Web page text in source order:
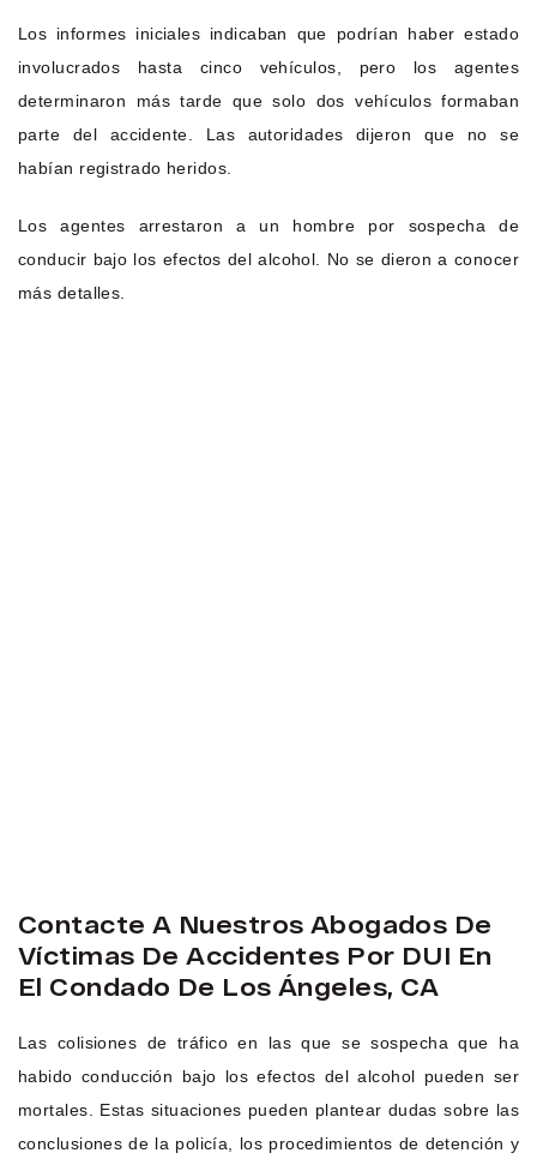
Los informes iniciales indicaban que podrían haber estado
involucrados hasta cinco vehículos, pero los agentes
determinaron más tarde que solo dos vehículos formaban
parte del accidente. Las autoridades dijeron que no se
habían registrado heridos.
Los agentes arrestaron a un hombre por sospecha de
conducir bajo los efectos del alcohol. No se dieron a conocer
más detalles.
Contacte A Nuestros Abogados De
Víctimas De Accidentes Por DUI En
El Condado De Los Ángeles, CA
Las colisiones de tráfico en las que se sospecha que ha
habido conducción bajo los efectos del alcohol pueden ser
mortales. Estas situaciones pueden plantear dudas sobre las
conclusiones de la policía, los procedimientos de detención y